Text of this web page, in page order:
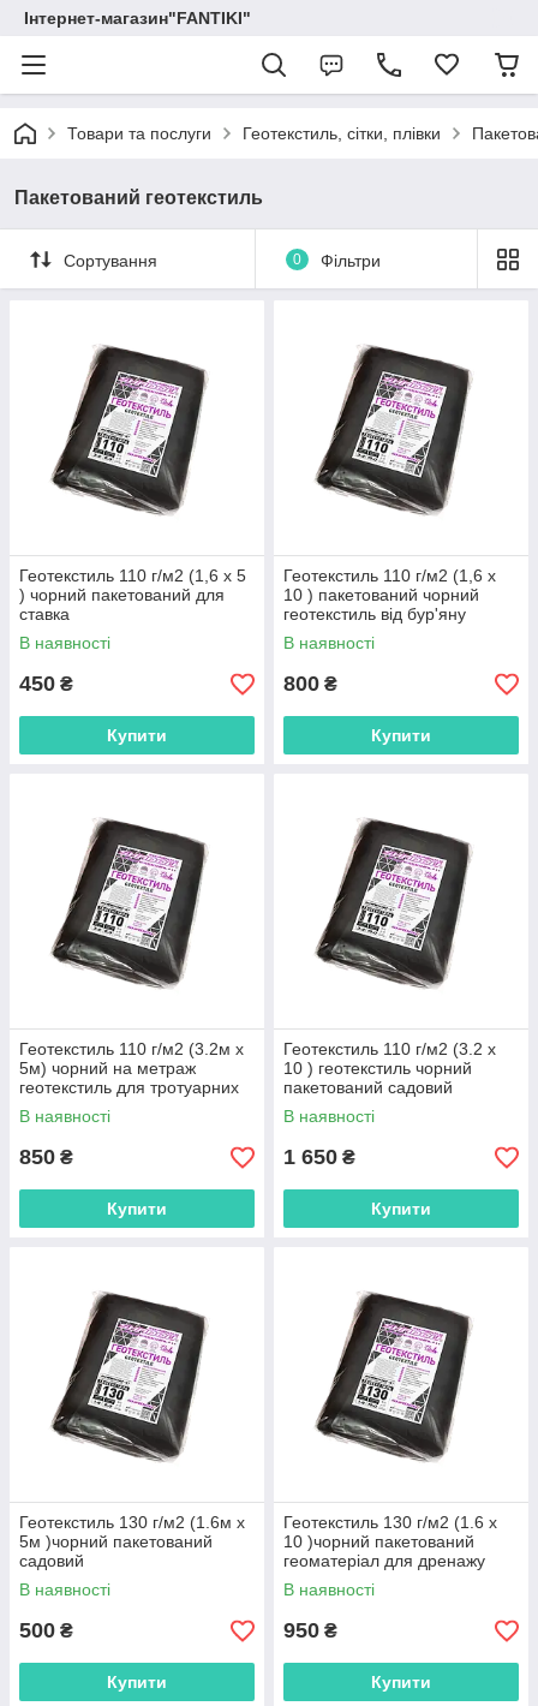
Інтернет-магазин"FANTIKI"
Товари та послуги Геотекстиль, сітки, плівки
Пакетований геотекстиль
Сортування 0 Фільтри
Геотекстиль 110 г/м2 (1,6 х 5
) чорний пакетований для
ставка
В наявності
450 ₴
Купити
Геотекстиль 110 г/м2 (1,6 х
10 ) пакетований чорний
геотекстиль від бур'яну
В наявності
800 ₴
Купити
Геотекстиль 110 г/м2 (3.2м х
5м) чорний на метраж
геотекстиль для тротуарних
доріжок
В наявності
850 ₴
Купити
Геотекстиль 110 г/м2 (3.2 х
10 ) геотекстиль чорний
пакетований садовий
В наявності
1 650 ₴
Купити
Геотекстиль 130 г/м2 (1.6м х
5м )чорний пакетований
садовий
В наявності
500 ₴
Купити
Геотекстиль 130 г/м2 (1.6 х
10 )чорний пакетований
геоматеріал для дренажу
В наявності
950 ₴
Купити